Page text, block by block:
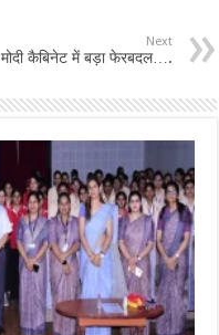
Next
मोदी कैबिनेट में बड़ा फेरबदल….